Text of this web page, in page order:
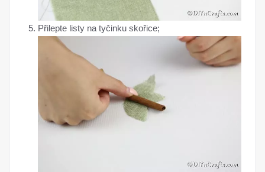
Přilepte listy na tyčinku skořice;